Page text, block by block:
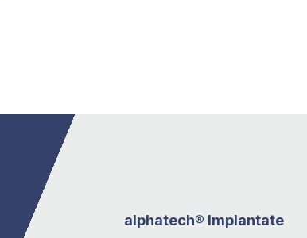
alphatech® Implantate